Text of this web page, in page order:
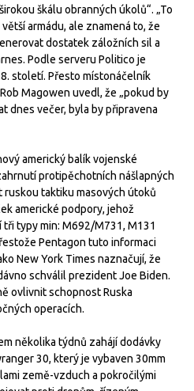
škálu obranných úkolů“. „To
armádu, ale znamená to, že
dostatek záložních sil a
Podle serveru Politico je
století. Přesto místonáčelník
Magowen uvedl, že „pokud by
dnes večer, byla by připravena
americký balík vojenské
protipěchotních nášlapných
ruskou taktiku masových útoků
americké podpory, jehož
typy min: M692/M731, M131
Pentagon tuto informaci
New York Times naznačují, že
schválil prezident Joe Biden.
ovlivnit schopnost Ruska
operacích.
několika týdnů zahájí dodávky
30, který je vybaven 30mm
země-vzduch a pokročilými